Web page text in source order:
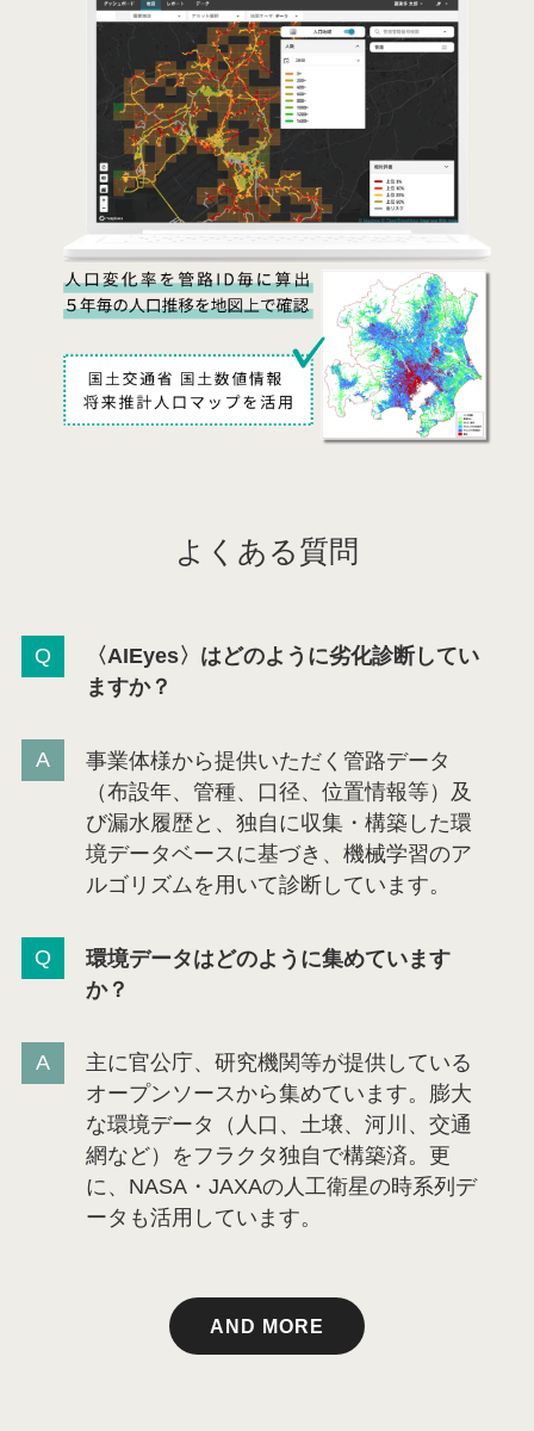
よくある質問
〈AIEyes〉はどのように劣化診断してい
ますか？
事業体様から提供いただく管路データ
（布設年、管種、口径、位置情報等）及
び漏水履歴と、独自に収集・構築した環
境データベースに基づき、機械学習のア
ルゴリズムを用いて診断しています。
環境データはどのように集めています
か？
主に官公庁、研究機関等が提供している
オープンソースから集めています。膨大
な環境データ（人口、土壌、河川、交通
網など）をフラクタ独自で構築済。更
に、NASA・JAXAの人工衛星の時系列デ
ータも活用しています。
AND MORE